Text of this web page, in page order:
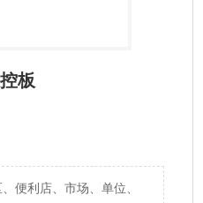
板
便利店、市场、单位、